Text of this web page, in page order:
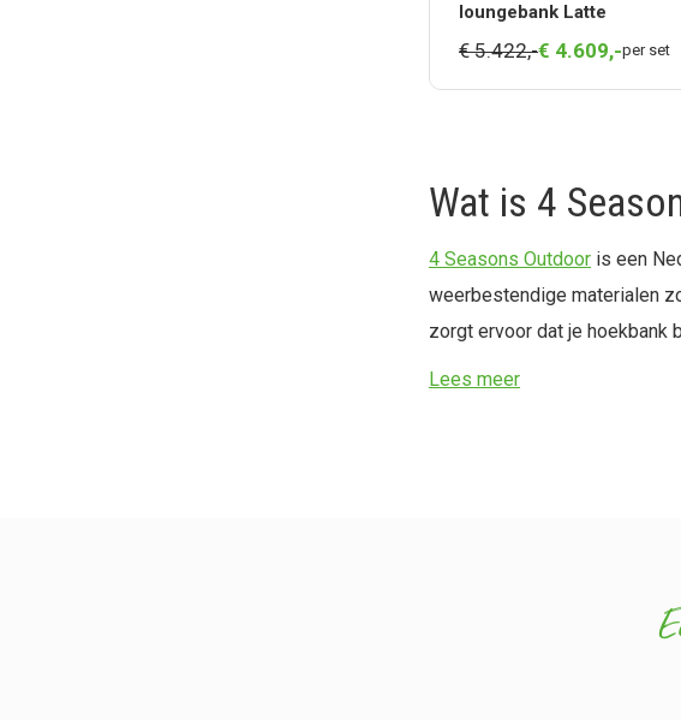
loungebank Latte
€ 5.422,-€ 4.609,-per set
Wat is 4
4 Seasons Outdoor is een
weerbestendige materialen
zorgt ervoor dat je hoekbank
Het merk investeert in dikke
Lees meer